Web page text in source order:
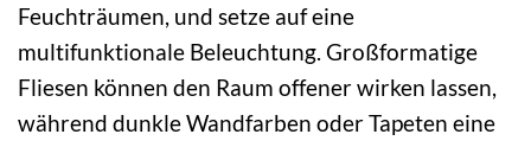
Feuchträumen, und setze auf eine
multifunktionale Beleuchtung. Großformatige
Fliesen können den Raum offener wirken lassen,
während dunkle Wandfarben oder Tapeten eine